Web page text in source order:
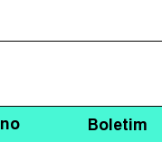
Boletim